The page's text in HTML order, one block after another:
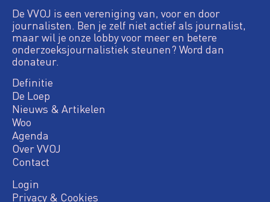
De VVOJ is een vereniging van, voor en door
journalisten. Ben je zelf niet actief als journalist,
maar wil je onze lobby voor meer en betere
onderzoeksjournalistiek steunen? Word dan
donateur.
Definitie
De Loep
Nieuws & Artikelen
Woo
Agenda
Over VVOJ
Contact
Login
Privacy & Cookies